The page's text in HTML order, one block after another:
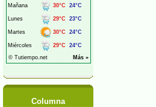
Columna